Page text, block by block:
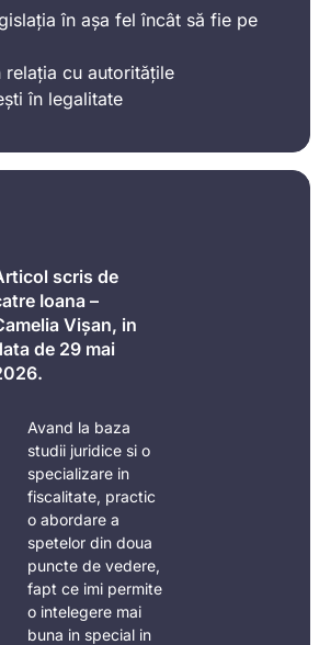
în așa fel încât să fie pe
relația cu autoritățile
în legalitate
scris de
Ioana –
Vișan, in
de 29 mai
Avand la baza
studii juridice si o
specializare in
fiscalitate, practic
o abordare a
spetelor din doua
puncte de vedere,
fapt ce imi permite
o intelegere mai
buna in special in